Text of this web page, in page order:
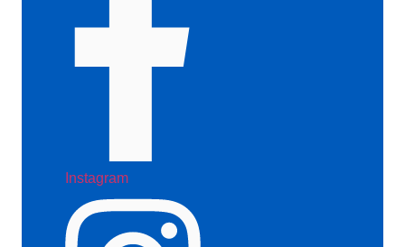
Instagram